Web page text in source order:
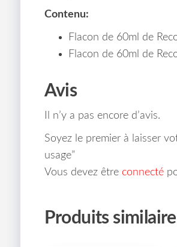
Contenu:
Flacon de 60ml de
Flacon de 60ml de
Avis
Il n’y a pas encore d’avis.
Soyez le premier à laisser
usage”
Vous devez être connecté
Produits